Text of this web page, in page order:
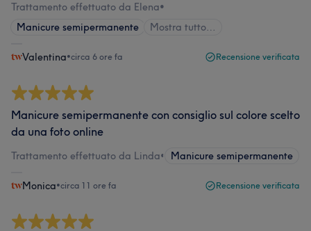
Trattamento effettuato da Elena•
Manicure semipermanente
Mostra tutto…
Valentina•circa 6 ore fa Recensione verificata
Manicure semipermanente con consiglio sul colore scelto
da una foto online
Trattamento effettuato da Linda• Manicure semipermanente
Monica•circa 11 ore fa Recensione verificata